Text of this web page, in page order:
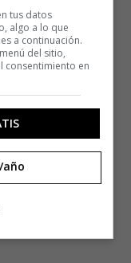
tus datos
algo a lo que
a continuación.
del sitio,
consentimiento en
año